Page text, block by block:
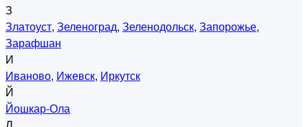
З
Златоуст, Зеленоград, Зеленодольск, Запорожье,
Зарафшан
И
Иваново, Ижевск, Иркутск
Й
Йошкар-Ола